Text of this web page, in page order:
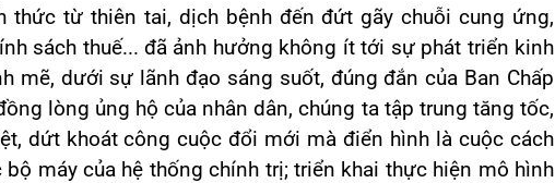
thức từ thiên tai, dịch bệnh đến đứt gãy chuỗi cung ứng,
sách thuế... đã ảnh hưởng không ít tới sự phát triển kinh
mẽ, dưới sự lãnh đạo sáng suốt, đúng đắn của Ban Chấp
lòng ủng hộ của nhân dân, chúng ta tập trung tăng tốc,
dứt khoát công cuộc đổi mới mà điển hình là cuộc cách
máy của hệ thống chính trị; triển khai thực hiện mô hình